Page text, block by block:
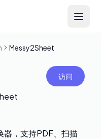
Open
Messy2Sheet
访问
，支持PDF、扫描